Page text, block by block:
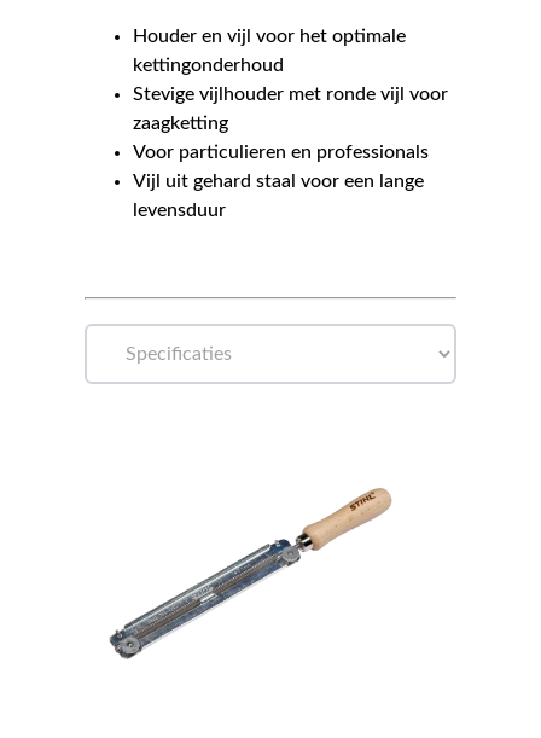
Houder en vijl voor het optimale
kettingonderhoud
Stevige vijlhouder met ronde vijl voor
zaagketting
Voor particulieren en professionals
Vijl uit gehard staal voor een lange
levensduur